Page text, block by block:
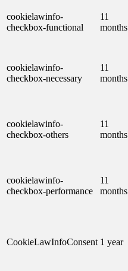
cookielawinfo-
checkbox-functional
11
months
cookielawinfo-
checkbox-necessary
11
months
cookielawinfo-
checkbox-others
11
months
cookielawinfo-
checkbox-performance
11
months
CookieLawInfoConsent 1 year